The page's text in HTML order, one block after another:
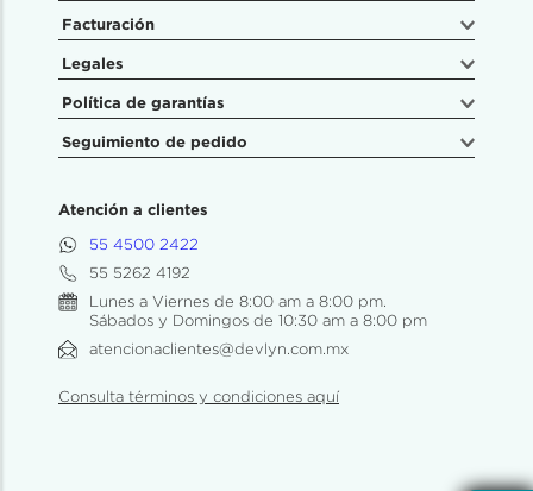
Facturación
Legales
Política de garantías
Seguimiento de pedido
Atención a clientes
55 4500 2422
55 5262 4192
Lunes a Viernes de 8:00 am a 8:00 pm.
Sábados y Domingos de 10:30 am a 8:00 pm
atencionaclientes@devlyn.com.mx
Consulta términos y condiciones aquí